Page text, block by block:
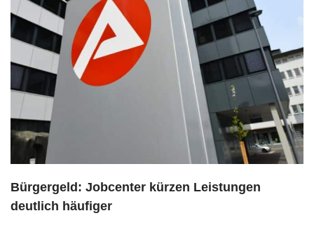
Bürgergeld: Jobcenter kürzen Leistungen
deutlich häufiger